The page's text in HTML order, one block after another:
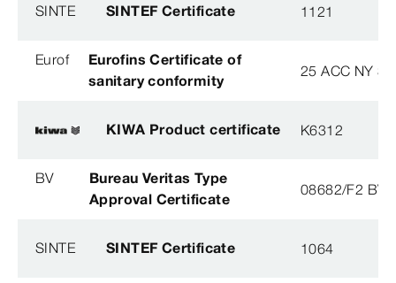
SINTE SINTEF Certificate 1121
Eurof
Eurofins Certificate of
sanitary conformity
25 ACC NY
KIWA Product certificate K6312
BV
Bureau Veritas Type
Approval Certificate
08682/F2 BV
SINTE SINTEF Certificate 1064